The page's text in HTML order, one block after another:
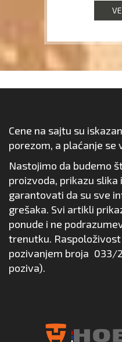
Cene na sajtu su
porezom, a plaćanje se
Nastojimo da budemo
proizvoda, prikazu slika
garantovati da su sve
grešaka. Svi artikli
ponude i ne
trenutku.
pozivanjem broja 033/
poziva).